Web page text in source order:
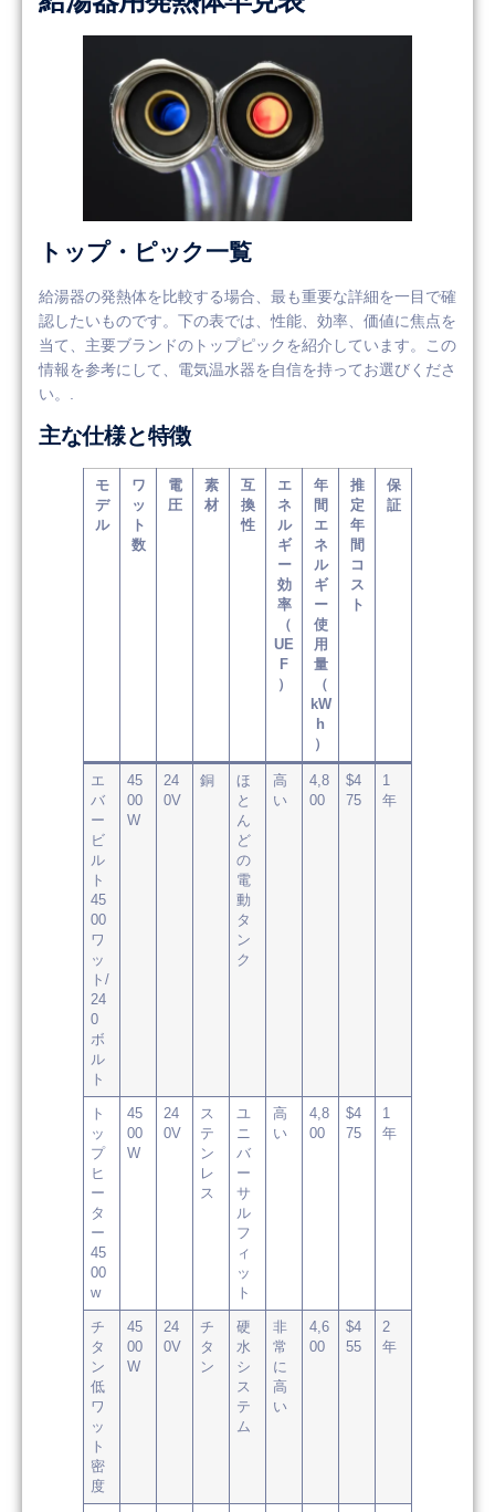
トップ・ピック一覧
給湯器の発熱体を比較する場合、最も重要な詳細を一目で確
認したいものです。下の表では、性能、効率、価値に焦点を
当て、主要ブランドのトップピックを紹介しています。この
情報を参考にして、電気温水器を自信を持ってお選びくださ
い。.
主な仕様と特徴
モ
デ
ル
ワ
ッ
ト
数
電
圧
素
材
互
換
性
エ
ネ
ル
ギ
ー
効
率
（
UE
F
）
年
間
エ
ネ
ル
ギ
ー
使
用
量
（
kW
h
）
推
定
年
間
コ
ス
ト
保
証
エ
バ
ー
ビ
ル
ト
45
00
ワ
ッ
ト/
24
0
ボ
ル
ト
45
00
W
24
0V
銅
ほ
と
ん
ど
の
電
動
タ
ン
ク
高
い
4,8
00
$4
75
1
年
ト
ッ
プ
ヒ
ー
タ
ー
45
00
w
45
00
W
24
0V
ス
テ
ン
レ
ス
ユ
ニ
バ
ー
サ
ル
フ
ィ
ッ
ト
高
い
4,8
00
$4
75
1
年
チ
タ
ン
低
ワ
ッ
ト
密
度
45
00
W
24
0V
チ
タ
ン
硬
水
シ
ス
テ
ム
非
常
に
高
い
4,6
00
$4
55
2
年